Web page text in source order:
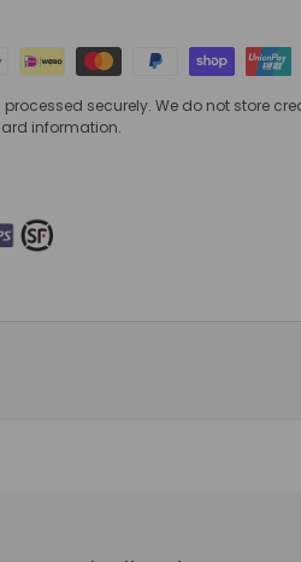
securely. We do not store
information.